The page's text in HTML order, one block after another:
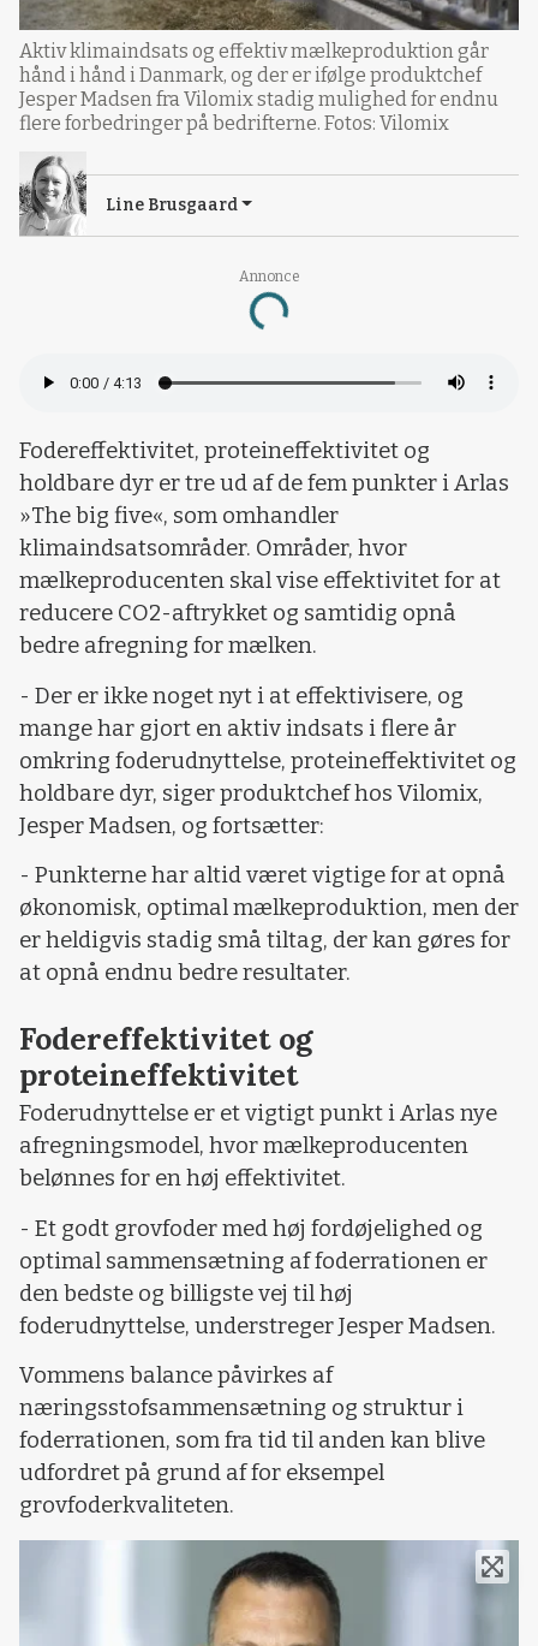
Annonce
Loading...
Aktiv klimaindsats og effektiv mælkeproduktion går
hånd i hånd i Danmark, og der er ifølge produktchef
Jesper Madsen fra Vilomix stadig mulighed for endnu
flere forbedringer på bedrifterne. Fotos: Vilomix
Line Brusgaard
Fodereffektivitet, proteineffektivitet og
holdbare dyr er tre ud af de fem punkter i Arlas
»The big five«, som omhandler
klimaindsatsområder. Områder, hvor
mælkeproducenten skal vise effektivitet for at
reducere CO2-aftrykket og samtidig opnå
bedre afregning for mælken.
- Der er ikke noget nyt i at effektivisere, og
mange har gjort en aktiv indsats i flere år
omkring foderudnyttelse, proteineffektivitet og
holdbare dyr, siger produktchef hos Vilomix,
Jesper Madsen, og fortsætter:
- Punkterne har altid været vigtige for at opnå
økonomisk, optimal mælkeproduktion, men der
er heldigvis stadig små tiltag, der kan gøres for
at opnå endnu bedre resultater.
Fodereffektivitet og
proteineffektivitet
Foderudnyttelse er et vigtigt punkt i Arlas nye
afregningsmodel, hvor mælkeproducenten
belønnes for en høj effektivitet.
- Et godt grovfoder med høj fordøjelighed og
optimal sammensætning af foderrationen er
den bedste og billigste vej til høj
foderudnyttelse, understreger Jesper Madsen.
Vommens balance påvirkes af
næringsstofsammensætning og struktur i
foderrationen, som fra tid til anden kan blive
udfordret på grund af for eksempel
grovfoderkvaliteten.